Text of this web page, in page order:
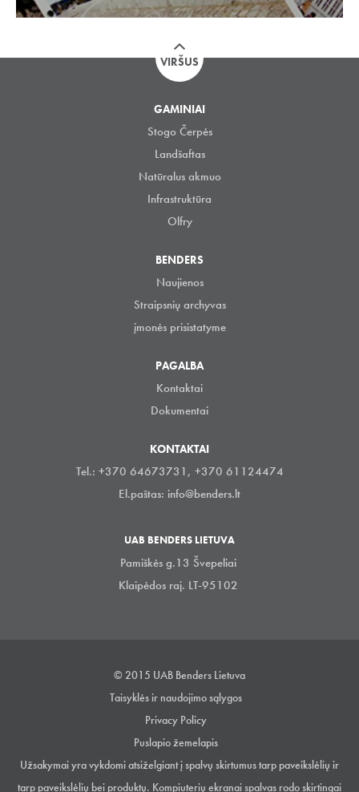
VIRŠUS
GAMINIAI
Stogo Čerpės
Landšaftas
Natūralus akmuo
Infrastruktūra
Olfry
BENDERS
Naujienos
Straipsnių archyvas
įmonės prisistatyme
PAGALBA
Kontaktai
Dokumentai
KONTAKTAI
Tel.: +370 64673731, +370 61124474
El.paštas: info@benders.lt
UAB BENDERS LIETUVA
Pamiškės g.13 Švepeliai
Klaipėdos raj. LT-95102
© 2015 UAB Benders Lietuva
Taisyklės ir naudojimo sąlygos
Privacy Policy
Puslapio žemelapis
Užsakymai yra vykdomi atsiželgiant į spalvų skirtumus tarp paveikslėlių ir
tarp paveikslėlių bei produktų. Kompiuterių ekranai spalvas rodo skirtingai